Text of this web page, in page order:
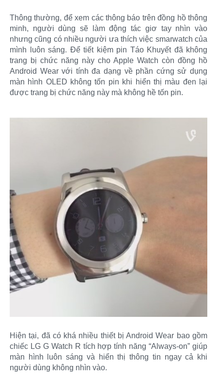
Thông thường, để xem các thông báo trên đồng hồ thông
minh, người dùng sẽ làm động tác giơ tay nhìn vào
nhưng cũng có nhiều người ưa thích việc smarwatch của
mình luôn sáng. Để tiết kiệm pin Táo Khuyết đã không
trang bị chức năng này cho Apple Watch còn đồng hồ
Android Wear với tính đa dạng về phần cứng sử dụng
màn hình OLED không tốn pin khi hiển thị màu đen lại
được trang bị chức năng này mà không hề tốn pin.
Hiện tại, đã có khá nhiều thiết bị Android Wear bao gồm
chiếc LG G Watch R tích hợp tính năng “Always-on” giúp
màn hình luôn sáng và hiển thị thông tin ngay cả khi
người dùng không nhìn vào.